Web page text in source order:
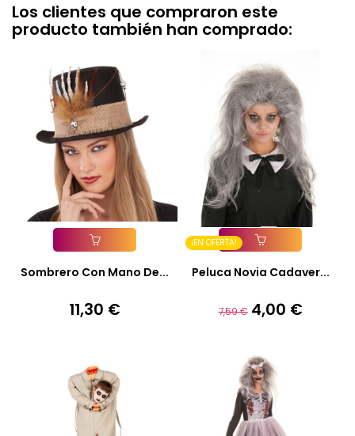
Los clientes que compraron este
producto también han comprado:
Añadir A La Cesta
Sombrero Con Mano De...
Precio
11,30 €
¡EN OFERTA!
Añadir A La Cesta
Peluca Novia Cadaver...
Precio
7,59 € Precio
4,00 €